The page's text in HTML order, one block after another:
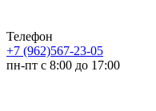
Телефон
+7 (962)567-23-05
пн-пт с 8:00 до 17:00